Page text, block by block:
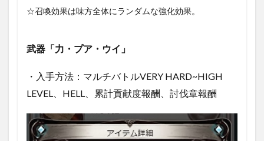
☆召喚効果は味方全体にランダムな強化効果。
武器「力・プア・ウイ」
・入手方法：マルチバトルVERY HARD~HIGH
LEVEL、HELL、累計貢献度報酬、討伐章報酬